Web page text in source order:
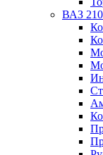
ВАЗ